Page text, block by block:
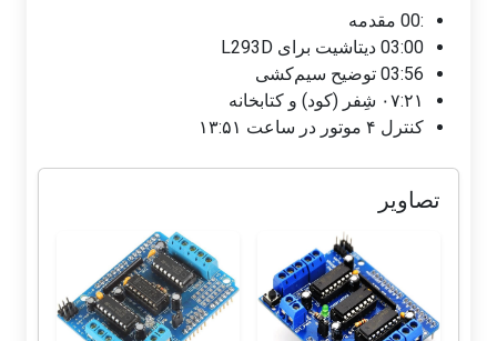
03:00 دیتاشیت برای L293D
03:56 توضیح سیم‌کشی
۰۷:۲۱ شِفر (کود) و کتابخانه
کنترل ۴ موتور در ساعت ۱۳:۵۱
تصاویر